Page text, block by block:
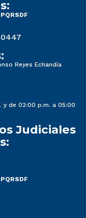
PQRSDF
Reyes Echandía
y de 02:00 p.m. a 05:00
Judiciales
PQRSDF